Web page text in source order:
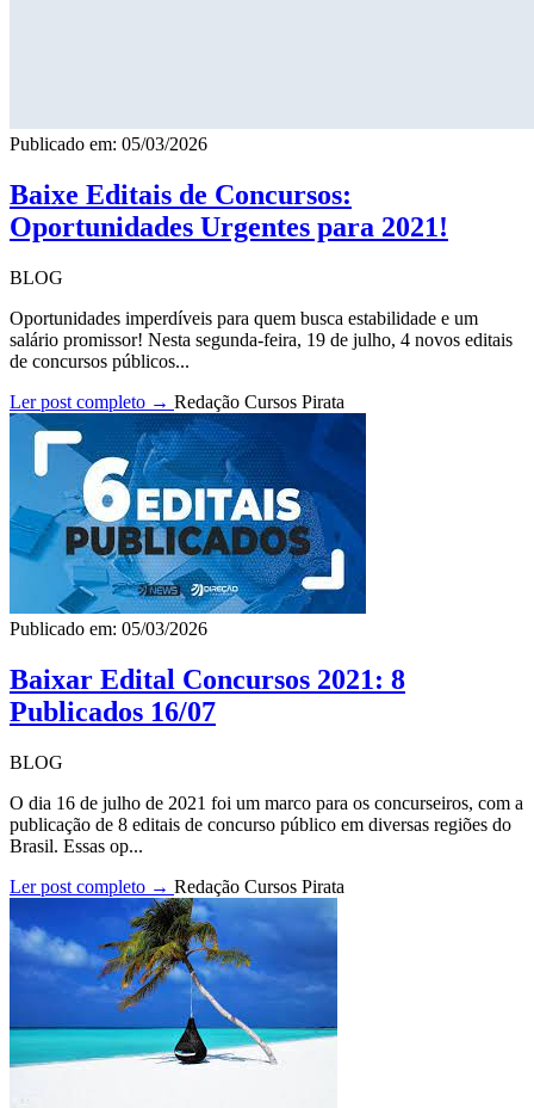
Publicado em: 05/03/2026
Baixe Editais de Concursos:
Oportunidades Urgentes para 2021!
BLOG
Oportunidades imperdíveis para quem busca estabilidade e um
salário promissor! Nesta segunda-feira, 19 de julho, 4 novos editais
de concursos públicos...
Ler post completo → Redação Cursos Pirata
Publicado em: 05/03/2026
Baixar Edital Concursos 2021: 8
Publicados 16/07
BLOG
O dia 16 de julho de 2021 foi um marco para os concurseiros, com a
publicação de 8 editais de concurso público em diversas regiões do
Brasil. Essas op...
Ler post completo → Redação Cursos Pirata